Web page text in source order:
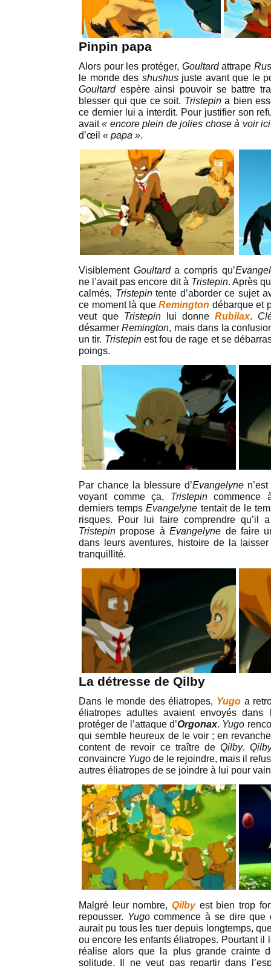
Pinpin papa
Alors pour les protéger, Goultardattrape
le monde des shushusjuste avant que le
Goultardespère ainsi pouvoir se battre
blesser qui que ce soit. Tristepina bien
ce dernier lui a interdit. Pour justifier son
avait« encore plein de jolies chose à voir
d’œil « papa ».
Visiblement Goultarda compris qu’
ne l’avait pas encore dit à Tristepin. Après
calmés, Tristepintente d’aborder ce sujet
ce moment là queRemington débarque et
veut que Tristepin lui donne Rubilax.
désarmerRemington, mais dans la
un tir. Tristepinest fou de rage et se
poings.
Par chance la blessure d’Evangelyne
voyant comme ça, Tristepincommence
derniers tempsEvangelyne tentait de le
risques. Pour lui faire comprendre qu’il
Tristepin propose àEvangelyne de faire
dans leurs aventures, histoire de la
tranquillité.
La détresse de Qilby
Dans le monde des éliatropes, Yugo a
éliatropes adultes avaient envoyés
protéger de l’attaque d’Orgonax. Yugo
qui semble heureux de le voir ; en
content de revoir ce traître de Qilby.
convaincre Yugo de le rejoindre, mais il
autres éliatropes de se joindre à lui pour
Malgré leur nombre,Qilby est bien trop
repousser. Yugocommence à se dire que
aurait pu tous les tuer depuis longtemps,
ou encore les enfants éliatropes. Pourtant il
réalise alors que la plus grande crainte
solitude. Il ne veut pas repartir dans